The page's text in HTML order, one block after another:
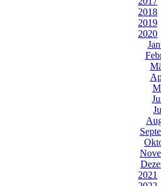
2018
2019
2020
2021